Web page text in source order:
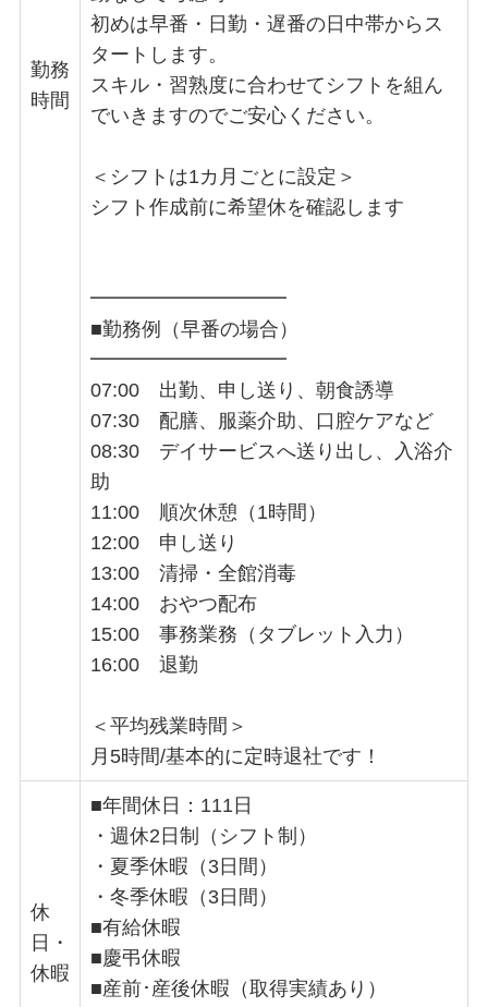
勤務
時間
初めは早番・日勤・遅番の日中帯からス
タートします。
スキル・習熟度に合わせてシフトを組ん
でいきますのでご安心ください。
＜シフトは1カ月ごとに設定＞
シフト作成前に希望休を確認します
━━━━━━━━━━
■勤務例（早番の場合）
━━━━━━━━━━
07:00 出勤、申し送り、朝食誘導
07:30 配膳、服薬介助、口腔ケアなど
08:30 デイサービスへ送り出し、入浴介
助
11:00 順次休憩（1時間）
12:00 申し送り
13:00 清掃・全館消毒
14:00 おやつ配布
15:00 事務業務（タブレット入力）
16:00 退勤
＜平均残業時間＞
月5時間/基本的に定時退社です！
休
日・
休暇
■年間休日：111日
・週休2日制（シフト制）
・夏季休暇（3日間）
・冬季休暇（3日間）
■有給休暇
■慶弔休暇
■産前･産後休暇（取得実績あり）